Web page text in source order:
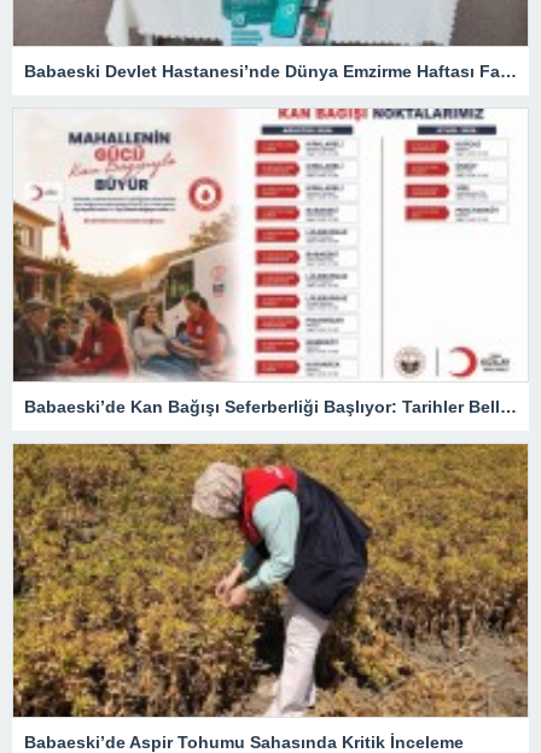
Babaeski Devlet Hastanesi’nde Dünya Emzirme Haftası Farkındalığı
Babaeski’de Kan Bağışı Seferberliği Başlıyor: Tarihler Belli Oldu
Babaeski’de Aspir Tohumu Sahasında Kritik İnceleme